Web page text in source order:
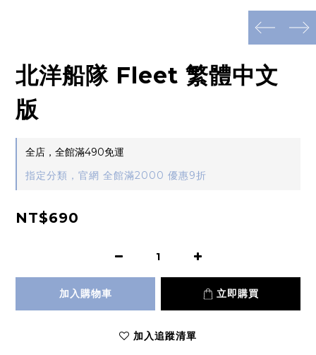
prev next
北洋船隊 Fleet 繁體中文
版
全店，全館滿490免運
指定分類，官網 全館滿2000 優惠9折
NT$690
加入購物車 立即購買
加入追蹤清單